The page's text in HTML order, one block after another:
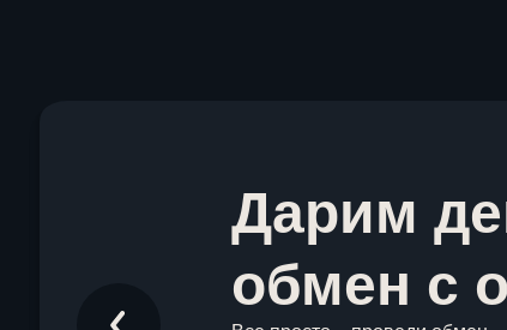
Дарим
обмен с